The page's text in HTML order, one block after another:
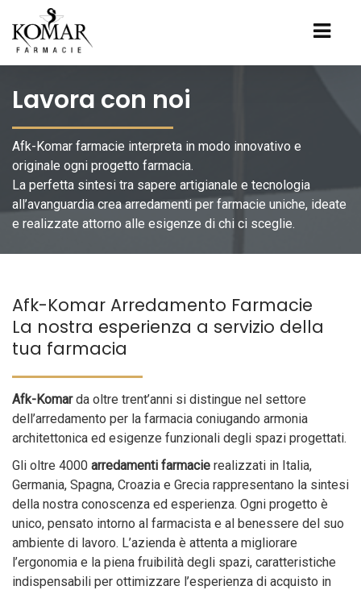
Lavora con noi
Afk-Komar farmacie interpreta in modo innovativo e
originale ogni progetto farmacia.
La perfetta sintesi tra sapere artigianale e tecnologia
all’avanguardia crea arredamenti per farmacie uniche, ideate
e realizzate attorno alle esigenze di chi ci sceglie.
Afk-Komar Arredamento Farmacie
La nostra esperienza a servizio della
tua farmacia
Afk-Komarda oltre trent’anni si distingue nel settore
dell’arredamento per la farmacia coniugando armonia
architettonica ed esigenze funzionali degli spazi progettati.
Gli oltre 4000 arredamenti farmacie realizzati in Italia,
Germania, Spagna, Croazia e Grecia rappresentano la sintesi
della nostra conoscenza ed esperienza. Ogni progetto è
unico, pensato intorno al farmacista e al benessere del suo
ambiente di lavoro. L’azienda è attenta a migliorare
l’ergonomia e la piena fruibilità degli spazi, caratteristiche
indispensabili per ottimizzare l’esperienza di acquisto in